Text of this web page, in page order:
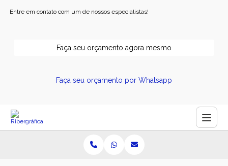
Entre em contato com um de nossos especialistas!
Faça seu orçamento agora mesmo
Faça seu orçamento por Whatsapp